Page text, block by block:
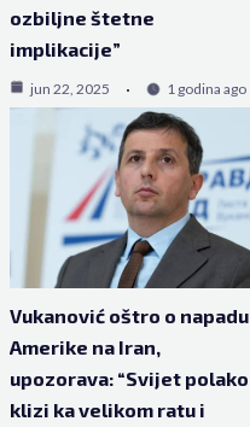
ozbiljne štetne
implikacije”
jun 22, 2025 1 godina ago
Vukanović oštro o napadu
Amerike na Iran,
upozorava: “Svijet polako
klizi ka velikom ratu i